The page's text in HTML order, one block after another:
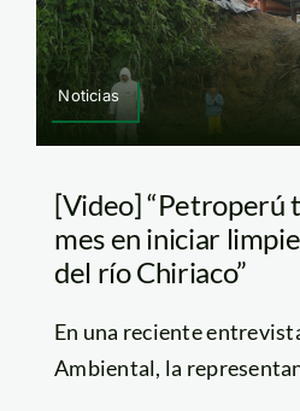
Noticias
[Video] “Petroperú
mes en iniciar
del río Chiriaco”
En una reciente
Ambiental, la